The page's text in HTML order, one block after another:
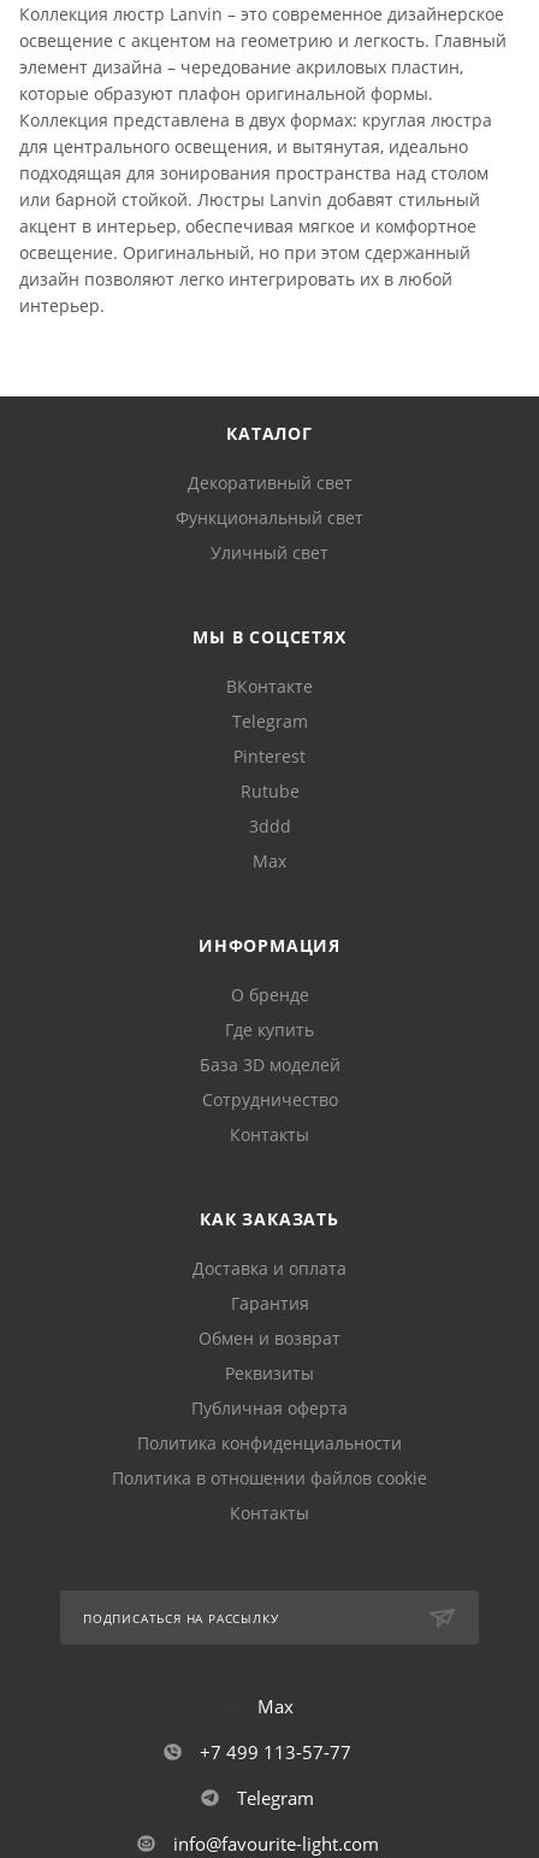
Коллекция люстр Lanvin – это современное дизайнерское
освещение с акцентом на геометрию и легкость. Главный
элемент дизайна – чередование акриловых пластин,
которые образуют плафон оригинальной формы.
Коллекция представлена в двух формах: круглая люстра
для центрального освещения, и вытянутая, идеально
подходящая для зонирования пространства над столом
или барной стойкой. Люстры Lanvin добавят стильный
акцент в интерьер, обеспечивая мягкое и комфортное
освещение. Оригинальный, но при этом сдержанный
дизайн позволяют легко интегрировать их в любой
интерьер.
КАТАЛОГ
Декоративный свет
Функциональный свет
Уличный свет
МЫ В СОЦСЕТЯХ
ВКонтакте
Telegram
Pinterest
Rutube
3ddd
Max
ИНФОРМАЦИЯ
О бренде
Где купить
База 3D моделей
Сотрудничество
Контакты
КАК ЗАКАЗАТЬ
Доставка и оплата
Гарантия
Обмен и возврат
Реквизиты
Публичная оферта
Политика конфиденциальности
Политика в отношении файлов cookie
Контакты
ПОДПИСАТЬСЯ НА РАССЫЛКУ
Max
+7 499 113-57-77
Telegram
info@favourite-light.com